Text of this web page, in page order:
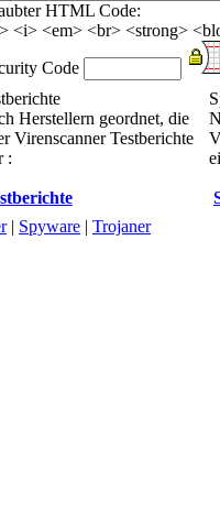
HTML Code:
<i> <em> <br> <strong>
Code
Herstellern geordnet, die
Virenscanner Testberichte
:
| Spyware | Trojaner